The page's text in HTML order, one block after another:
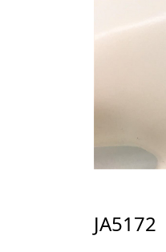
JA5172